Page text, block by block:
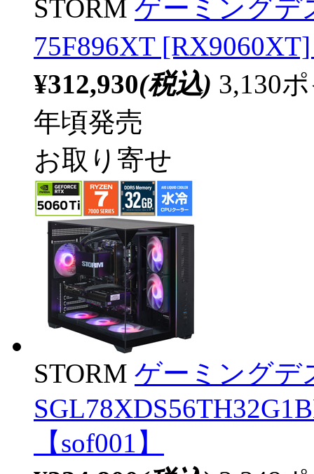
STORM ゲーミングデ
75F896XT
¥312,930(税込) 3,130
年頃発売
お取り寄せ
STORM ゲーミングデ
【sof001】